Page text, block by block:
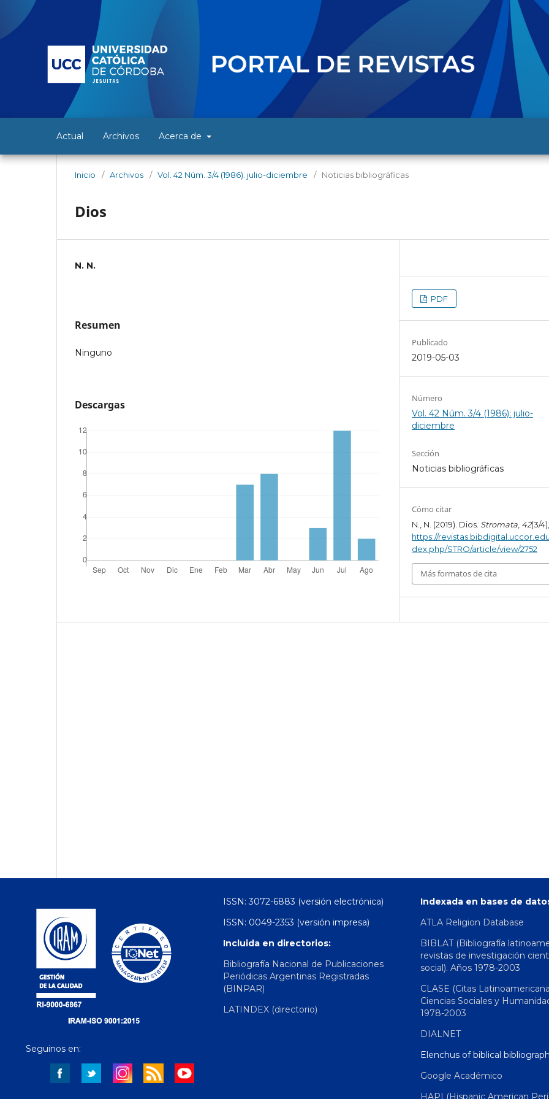
Actual Archivos Acerca de
Inicio / Archivos / Vol. 42 Núm. 3/4 (1986): julio-diciembre / Noticias bibliográficas
Dios
N. N.
Resumen
Ninguno
Descargas
PDF
Publicado
2019-05-03
Número
Vol. 42 Núm. 3/4 (1986): julio-
diciembre
Sección
Noticias bibliográficas
Cómo citar
N., N. (2019). Dios. Stromata 42(3/
https://
dex.php/STRO/article/view/2752
Más formatos de cita
Seguinos en:
ISSN: 3072-6883 (versión electrónica)
ISSN: 0049-2353 (versión impresa)
Incluida en directorios:
Bibliografía Nacional de Publicaciones
Periódicas Argentinas Registradas
(BINPAR)
LATINDEX (directorio)
Indexada en bases de
ATLA Religion Database
BIBLAT (Bibliografía
revistas de investigación
social). Años 1978-2003
CLASE (Citas
Ciencias Sociales y
1978-2003
DIALNET
Elenchus of biblical
Google Académico
HAPI (Hispanic American